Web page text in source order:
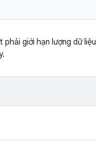
giới hạn lượng dữ liệu